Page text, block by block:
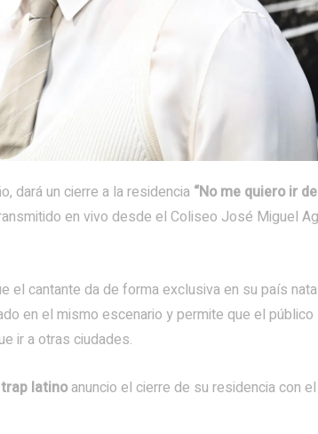
dará un cierre a la residencia “No me quiero ir
en vivo desde el Coliseo José Miguel
el cantante da de forma exclusiva en su país
en el mismo escenario y permite que el
ir a otras ciudades.
trap latinoanuncio el cierre de su residencia con